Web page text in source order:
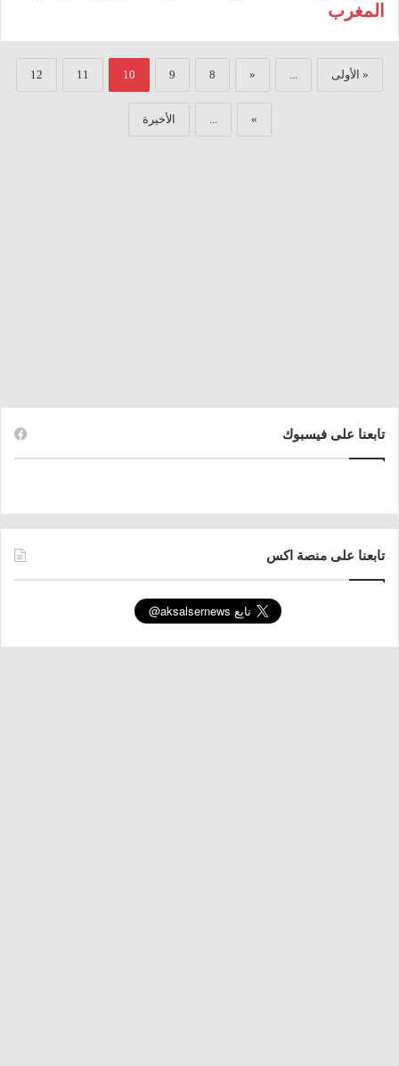
المغرب
« الأولى ...
«
8
9
10
11
12
»
... الأخيرة
تابعنا على فيسبوك
تابعنا على منصة اكس